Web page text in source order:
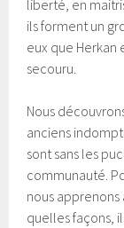
liberté, en
ils forment un
eux que Herkan
secouru.
Nous
anciens
sont sans les
communauté.
nous
quelles façons,